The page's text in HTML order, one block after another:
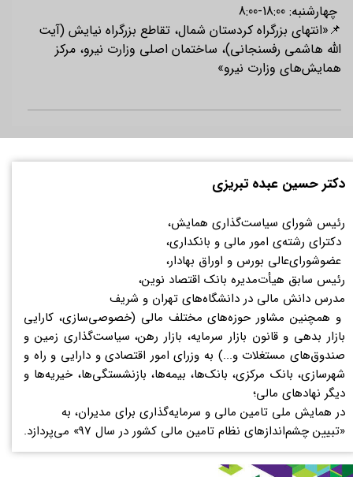
همایش‌‌های وزارت نیرو»
دکتر حسین عبده تبریزی
رئیس شورای سیاست‌گذاری همایش،
دکترای رشته‌ی امور مالی و بانکداری،
عضوشورای‌عالی بورس و اوراق بهادار،
رئیس سابق هیأت‌مدیره بانک اقتصاد نوین،
مدرس دانش مالی در دانشگاه‌های تهران و شریف
و همچنین مشاور حوزه‌های مختلف مالی (خصوصی‌سازی، کارایی
بازار بدهی و قانون بازار سرمایه، بازار رهن، سیاست‌گذاری زمین و
صندوق‌های مستغلات و...) به وزرای امور اقتصادی و دارایی و راه و
شهرسازی، بانک مرکزی، بانک‌ها، بیمه‌ها، بازنشستگی‌ها، خیریه‌ها و
دیگر نهادهای مالی؛
در همایش ملی تامین مالی و سرمایه‌گذاری برای مدیران، به
«تبیین چشم‌اندازهای نظام تامین مالی کشور در سال 97» می‌پردازد.​​​​​​​